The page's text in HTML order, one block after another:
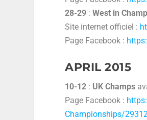
28-29 :West in
Site internet officiel :
Page Facebook :
APRIL 2015
10-12 : UK Champs
Page Facebook :
Championships/